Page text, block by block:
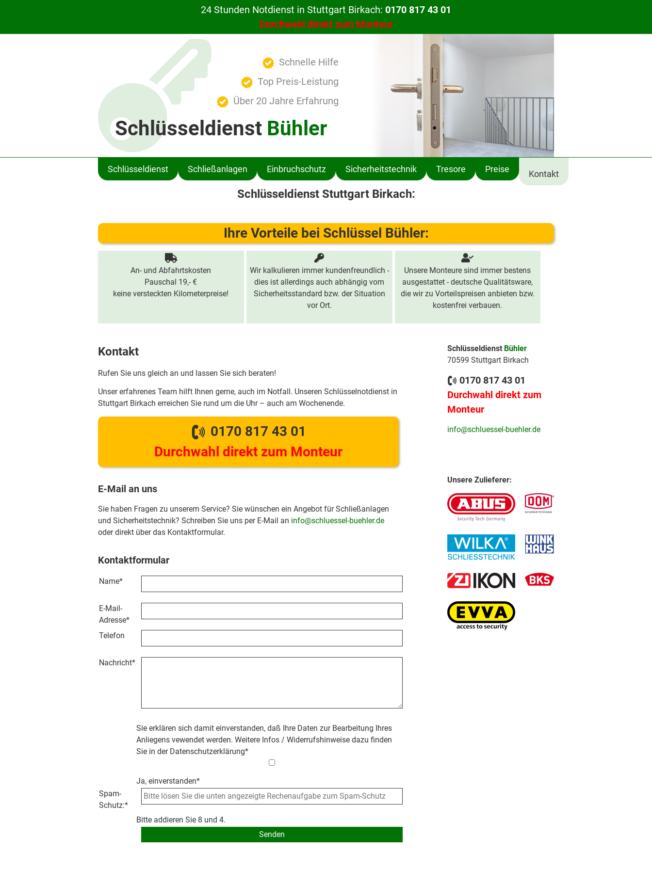
24 Stunden Notdienst in Stuttgart Birkach: 0170 817 43 01
Durchwahl direkt zum Monteur
Schnelle Hilfe
Top Preis-Leistung
Über 20 Jahre Erfahrung
Schlüsseldienst Bühler
Schlüsseldienst Schließanlagen Einbruchschutz Sicherheitstechnik Tresore Preise Kontakt
Schlüsseldienst Stuttgart Birkach:
Ihre Vorteile bei Schlüssel Bühler:
An- und Abfahrtskosten
Pauschal 19,- €
keine versteckten Kilometerpreise!
Wir kalkulieren immer kundenfreundlich -
dies ist allerdings auch abhängig vom
Sicherheitsstandard bzw. der Situation
vor Ort.
Unsere Monteure sind immer bestens
ausgestattet - deutsche Qualitätsware,
die wir zu Vorteilspreisen anbieten bzw.
kostenfrei verbauen.
Kontakt
Rufen Sie uns gleich an und lassen Sie sich beraten!
Unser erfahrenes Team hilft Ihnen gerne, auch im Notfall. Unseren Schlüsselnotdienst in
Stuttgart Birkach erreichen Sie rund um die Uhr – auch am Wochenende.
0170 817 43 01
Durchwahl direkt zum Monteur
E-Mail an uns
Sie haben Fragen zu unserem Service? Sie wünschen ein Angebot für Schließanlagen
und Sicherheitstechnik? Schreiben Sie uns per E-Mail an info@schluessel-buehler.de
oder direkt über das Kontaktformular.
Kontaktformular
Name*
E-Mail-
Adresse*
Telefon
Nachricht*
Sie erklären sich damit einverstanden, daß Ihre Daten zur Bearbeitung Ihres
Anliegens vewendet werden. Weitere Infos / Widerrufshinweise dazu finden
Sie in der Datenschutzerklärung*
Ja, einverstanden*
Spam-
Schutz:*
Bitte addieren Sie 8 und 4.
Schlüsseldienst Bühler
70599 Stuttgart Birkach
0170 817 43 01
Durchwahl direkt zum
Monteur
info@schluessel-buehler.de
Unsere Zulieferer: